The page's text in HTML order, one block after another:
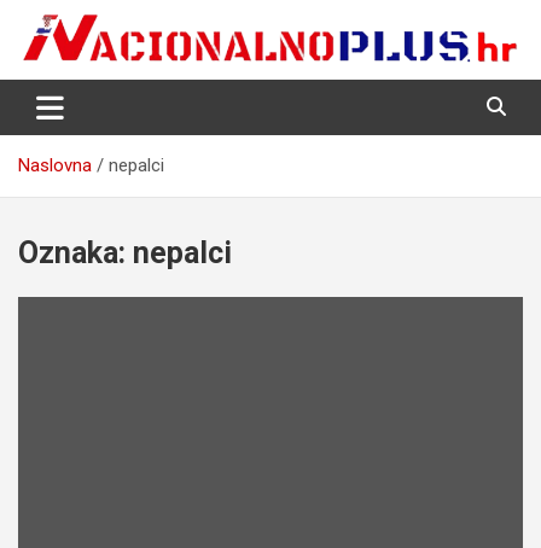
content
NacionalnoPlus.hr
Nacija želi znati više
Naslovna nepalci
Oznaka: nepalci